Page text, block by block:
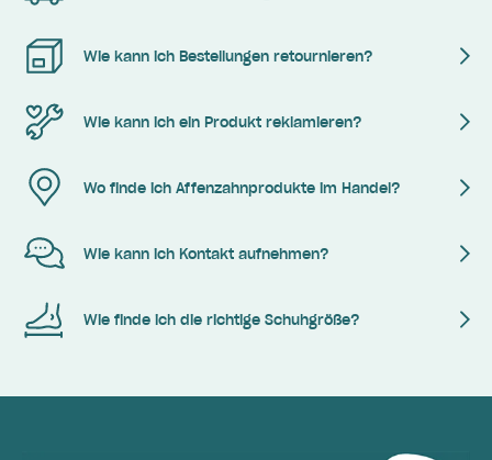
Wie kann ich Bestellungen retournieren?
Wie kann ich ein Produkt reklamieren?
Wo finde ich Affenzahnprodukte im Handel?
Wie kann ich Kontakt aufnehmen?
Wie finde ich die richtige Schuhgröße?